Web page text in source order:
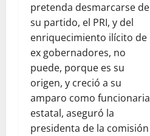
pretenda desmarcarse de
su partido, el PRI, y del
enriquecimiento ilícito de
ex gobernadores, no
puede, porque es su
origen, y creció a su
amparo como funcionaria
estatal, aseguró la
presidenta de la comisión